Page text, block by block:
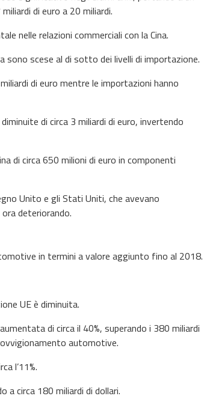
di euro a 20 miliardi.
nelle relazioni commerciali con la Cina.
sono scese al di sotto dei livelli di importazione.
di euro mentre le importazioni hanno
di circa 3 miliardi di euro, invertendo
di circa 650 milioni di euro in componenti
Unito e gli Stati Uniti, che avevano
deteriorando.
in termini a valore aggiunto fino al 2018.
UE è diminuita.
di circa il 40%, superando i 380 miliardi
automotive.
l’11%.
a circa 180 miliardi di dollari.